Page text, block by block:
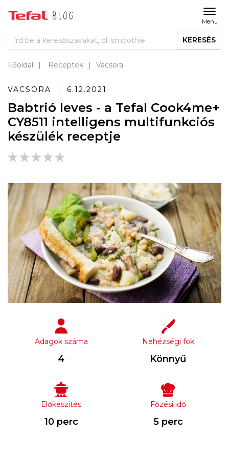
Menu
KERESÉS
Főoldal Receptek Vacsora
VACSORA 6.12.2021
Babtrió leves - a Tefal Cook4me+
CY8511 intelligens multifunkciós
készülék receptje
Adagok száma
4
Nehézségi fok
Könnyű
Előkészítés
10 perc
Főzési idő
5 perc